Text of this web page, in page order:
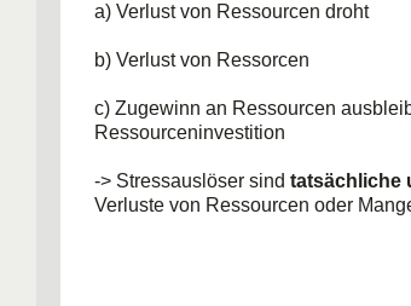
a) Verlust von Ressourcen droht
b) Verlust von Ressorcen
c) Zugewinn an Ressourcen
Ressourceninvestition
-> Stressauslöser sind tatsächliche
Verluste von Ressourcen oder